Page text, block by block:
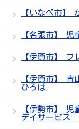
【いなべ市】
【名張市】 児
【伊賀市】
【伊賀市】
ひろば
【伊勢市】
デイサービス